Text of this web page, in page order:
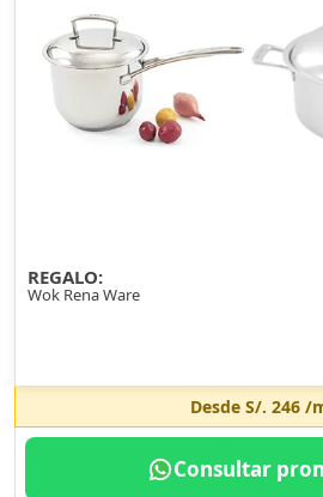
REGALO:
Wok Rena Ware
Desde S/. 246/
Consultar